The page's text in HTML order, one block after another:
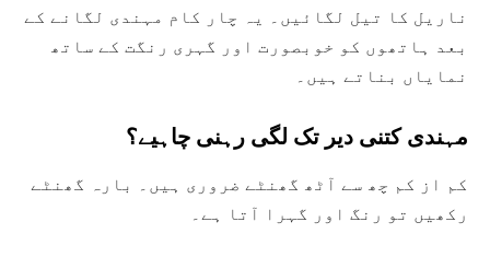
ناریل کا تیل لگائیں۔ یہ چار کام مہندی لگانے کے
بعد ہاتھوں کو خوبصورت اور گہری رنگت کے ساتھ
نمایاں بناتے ہیں۔
مہندی کتنی دیر تک لگی رہنی چاہیے؟
کم از کم چھ سے آٹھ گھنٹے ضروری ہیں۔ بارہ گھنٹے
رکھیں تو رنگ اور گہرا آتا ہے۔